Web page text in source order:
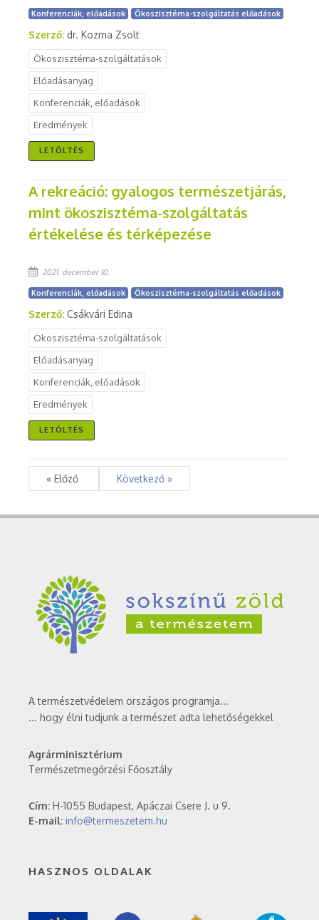
Konferenciák, előadások Ökoszisztéma-szolgáltatás előadások
Szerző: dr. Kozma Zsolt
Ökoszisztéma-szolgáltatások
Előadásanyag
Konferenciák, előadások
Eredmények
LETÖLTÉS
A rekreáció: gyalogos természetjárás,
mint ökoszisztéma-szolgáltatás
értékelése és térképezése
2021. december 10.
Konferenciák, előadások Ökoszisztéma-szolgáltatás előadások
Szerző: Csákvári Edina
Ökoszisztéma-szolgáltatások
Előadásanyag
Konferenciák, előadások
Eredmények
LETÖLTÉS
« Előző Következő »
A természetvédelem országos programja...
... hogy élni tudjunk a természet adta lehetőségekkel
Agrárminisztérium
Természetmegőrzési Főosztály
Cím: H-1055 Budapest, Apáczai Csere J. u 9.
E-mail: info@termeszetem.hu
HASZNOS OLDALAK